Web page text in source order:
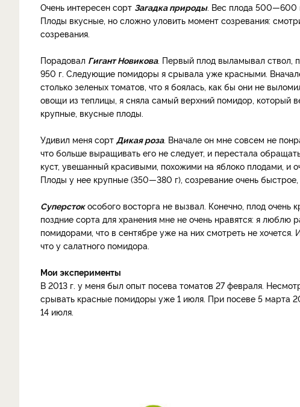
Очень интересен сорт Загадка природы. Вес плода 500—600
Плоды вкусные, но сложно уловить момент созревания:
созревания.
Порадовал Гигант Новикова. Первый плод выламывал ствол,
950 г. Следующие помидоры я срывала уже красными.
столько зеленых томатов, что я боялась, как бы они не
овощи из теплицы, я сняла самый верхний помидор, который
крупные, вкусные плоды.
Удивил меня сорт Дикая роза. Вначале он мне совсем не
что больше выращивать его не следует, и перестала
куст, увешанный красивыми, похожими на яблоко плодами, и
Плоды у нее крупные (350—380 г), созревание очень
Суперстокособого восторга не вызвал. Конечно, плод очень
поздние сорта для хранения мне не очень нравятся: я
помидорами, что в сентябре уже на них смотреть не
что у салатного помидора.
Мои эксперименты
В 2013 г. у меня был опыт посева томатов 27 февраля.
срывать красные помидоры уже 1 июля. При посеве 5 марта
14 июля.